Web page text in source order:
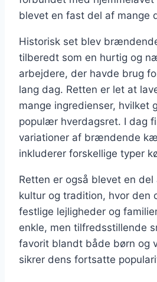
blevet en fast del af mange
Historisk set blev
tilberedt som en hurtig og
arbejdere, der havde brug
lang dag. Retten er let at
mange ingredienser, hvilket
populær hverdagsret. I dag
variationer af brændende
inkluderer forskellige typer
Retten er også blevet en
kultur og tradition, hvor den
festlige lejligheder og
enkle, men tilfredsstillende
favorit blandt både børn og
sikrer dens fortsatte